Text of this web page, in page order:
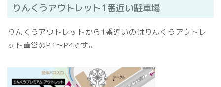
りんくうアウトレット1番近い駐車場
りんくうアウトレットから1番近いのはりんくうアウトレ
ット直営のP1～P4です。